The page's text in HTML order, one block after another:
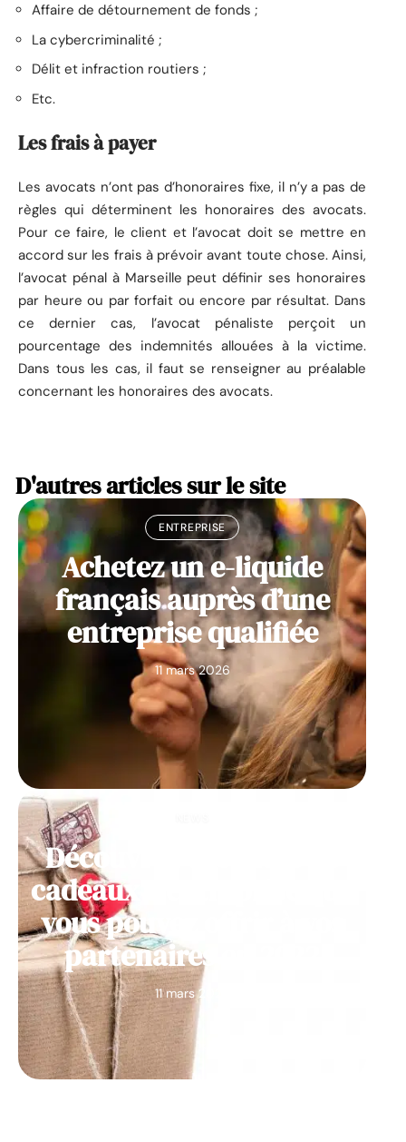
Affaire de détournement de fonds ;
La cybercriminalité ;
Délit et infraction routiers ;
Etc.
Les frais à payer
Les avocats n’ont pas d’honoraires fixe, il n’y a pas de
règles qui déterminent les honoraires des avocats.
Pour ce faire, le client et l’avocat doit se mettre en
accord sur les frais à prévoir avant toute chose. Ainsi,
l’avocat pénal à Marseille peut définir ses honoraires
par heure ou par forfait ou encore par résultat. Dans
ce dernier cas, l’avocat pénaliste perçoit un
pourcentage des indemnités allouées à la victime.
Dans tous les cas, il faut se renseigner au préalable
concernant les honoraires des avocats.
D'autres articles sur le site
ENTREPRISE
Achetez un e-liquide
français auprès d’une
entreprise qualifiée
11 mars 2026
Découvrez des idées de
cadeaux d’entreprise que
vous pouvez offrir à vos
partenaires en 2022
11 mars 2026